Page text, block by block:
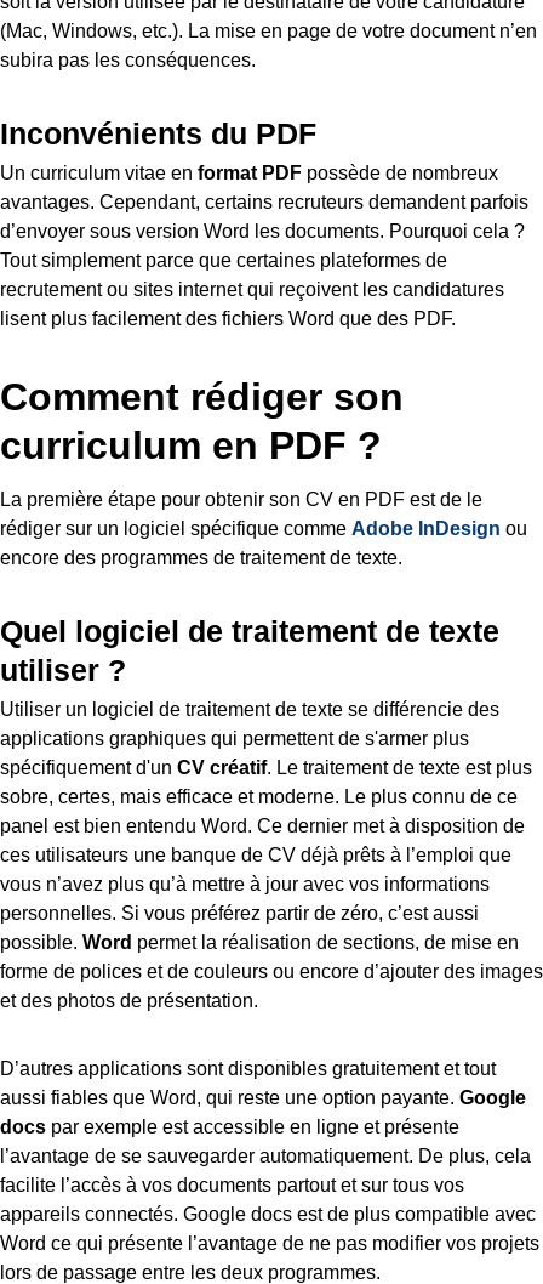
(Mac, Windows, etc.). La mise en page de votre document n’en
subira pas les conséquences.
Inconvénients du PDF
Un curriculum vitae en format PDF possède de nombreux
avantages. Cependant, certains recruteurs demandent parfois
d’envoyer sous version Word les documents. Pourquoi cela ?
Tout simplement parce que certaines plateformes de
recrutement ou sites internet qui reçoivent les candidatures
lisent plus facilement des fichiers Word que des PDF.
Comment rédiger son
curriculum en PDF ?
La première étape pour obtenir son CV en PDF est de le
rédiger sur un logiciel spécifique comme Adobe InDesign ou
encore des programmes de traitement de texte.
Quel logiciel de traitement de texte
utiliser ?
Utiliser un logiciel de traitement de texte se différencie des
applications graphiques qui permettent de s'armer plus
spécifiquement d'un CV créatif. Le traitement de texte est plus
sobre, certes, mais efficace et moderne. Le plus connu de ce
panel est bien entendu Word. Ce dernier met à disposition de
ces utilisateurs une banque de CV déjà prêts à l’emploi que
vous n’avez plus qu’à mettre à jour avec vos informations
personnelles. Si vous préférez partir de zéro, c’est aussi
possible. Word permet la réalisation de sections, de mise en
forme de polices et de couleurs ou encore d’ajouter des images
et des photos de présentation.
D’autres applications sont disponibles gratuitement et tout
aussi fiables que Word, qui reste une option payante. Google
docs par exemple est accessible en ligne et présente
l’avantage de se sauvegarder automatiquement. De plus, cela
facilite l’accès à vos documents partout et sur tous vos
appareils connectés. Google docs est de plus compatible avec
Word ce qui présente l’avantage de ne pas modifier vos projets
lors de passage entre les deux programmes.